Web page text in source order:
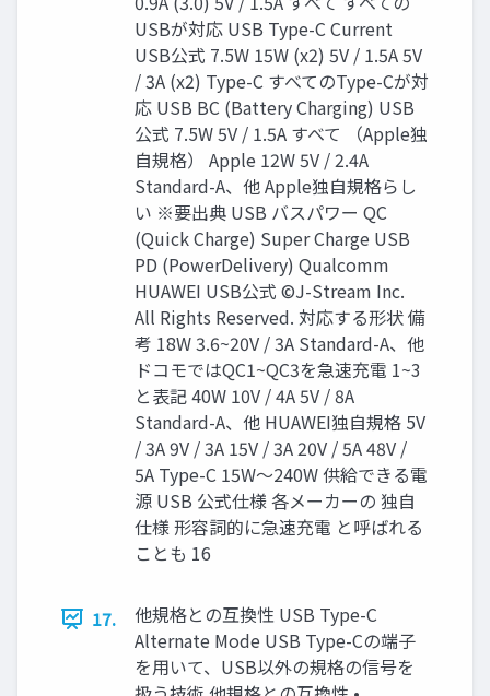
USBが対応 USB Type-C Current
USB公式 7.5W 15W (x2) 5V / 1.5A 5V
/ 3A (x2) Type-C すべてのType-Cが対
応 USB BC (Battery Charging) USB
公式 7.5W 5V / 1.5A すべて （Apple独
自規格） Apple 12W 5V / 2.4A
Standard-A、他 Apple独自規格らし
い ※要出典 USB バスパワー QC
(Quick Charge) Super Charge USB
PD (PowerDelivery) Qualcomm
HUAWEI USB公式 ©J-Stream Inc.
All Rights Reserved. 対応する形状 備
考 18W 3.6~20V / 3A Standard-A、他
ドコモではQC1~QC3を急速充電 1~3
と表記 40W 10V / 4A 5V / 8A
Standard-A、他 HUAWEI独自規格 5V
/ 3A 9V / 3A 15V / 3A 20V / 5A 48V /
5A Type-C 15W〜240W 供給できる電
源 USB 公式仕様 各メーカーの 独自
仕様 形容詞的に急速充電 と呼ばれる
ことも 16
17.
他規格との互換性 USB Type-C
Alternate Mode USB Type-Cの端子
を用いて、USB以外の規格の信号を